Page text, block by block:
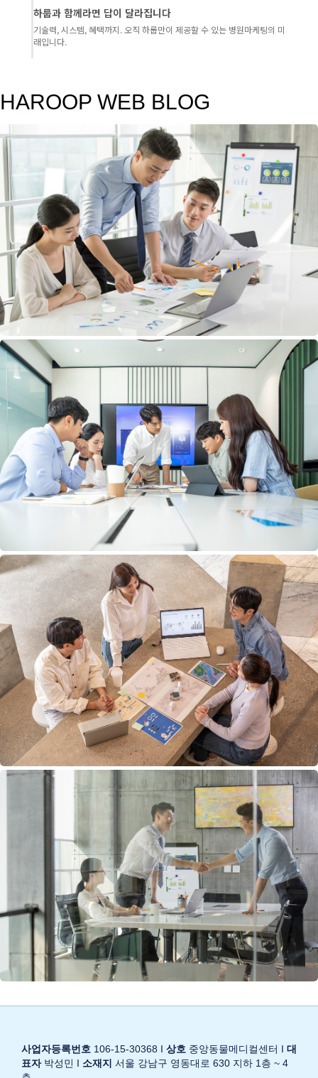
하룹과 함께라면 답이 달라집니다
기술력, 시스템, 혜택까지. 오직 하룹만이 제공할 수 있는 병원마케팅의 미
래입니다.
HAROOP WEB BLOG
사업자등록번호 106-15-30368 I 상호 중앙동물메디컬센터 I 대
표자박성민 I 소재지 서울 강남구 영동대로 630 지하 1층 ~ 4